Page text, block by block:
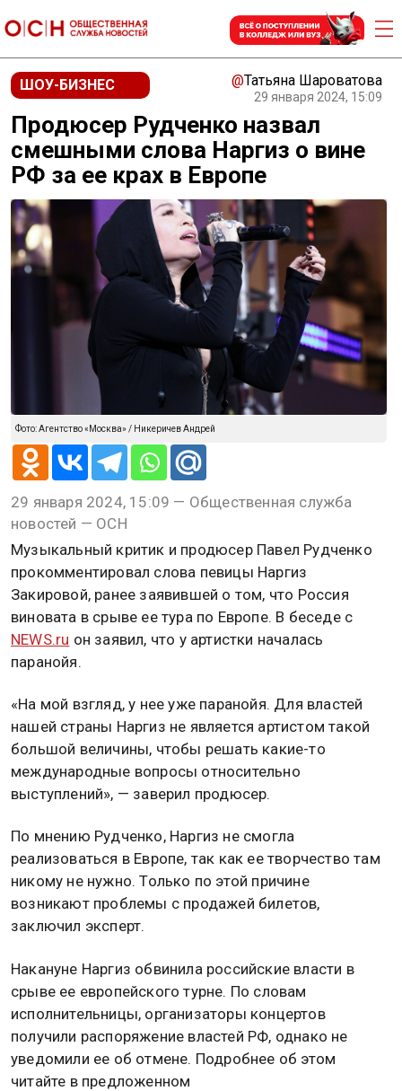
ШОУ-БИЗНЕС @Татьяна Шароватова
29 января 2024, 15:09
Продюсер Рудченко назвал
смешными слова Наргиз о вине
РФ за ее крах в Европе
Фото: Агентство «Москва» / Никеричев Андрей
29 января 2024, 15:09 — Общественная служба
новостей — ОСН
Музыкальный критик и продюсер Павел Рудченко
прокомментировал слова певицы Наргиз
Закировой, ранее заявившей о том, что Россия
виновата в срыве ее тура по Европе. В беседе с
NEWS.ru он заявил, что у артистки началась
паранойя.
«На мой взгляд, у нее уже паранойя. Для властей
нашей страны Наргиз не является артистом такой
большой величины, чтобы решать какие-то
международные вопросы относительно
выступлений», — заверил продюсер.
По мнению Рудченко, Наргиз не смогла
реализоваться в Европе, так как ее творчество там
никому не нужно. Только по этой причине
возникают проблемы с продажей билетов,
заключил эксперт.
Накануне Наргиз обвинила российские власти в
срыве ее европейского турне. По словам
исполнительницы, организаторы концертов
получили распоряжение властей РФ, однако не
уведомили ее об отмене. Подробнее об этом
читайте в предложенном